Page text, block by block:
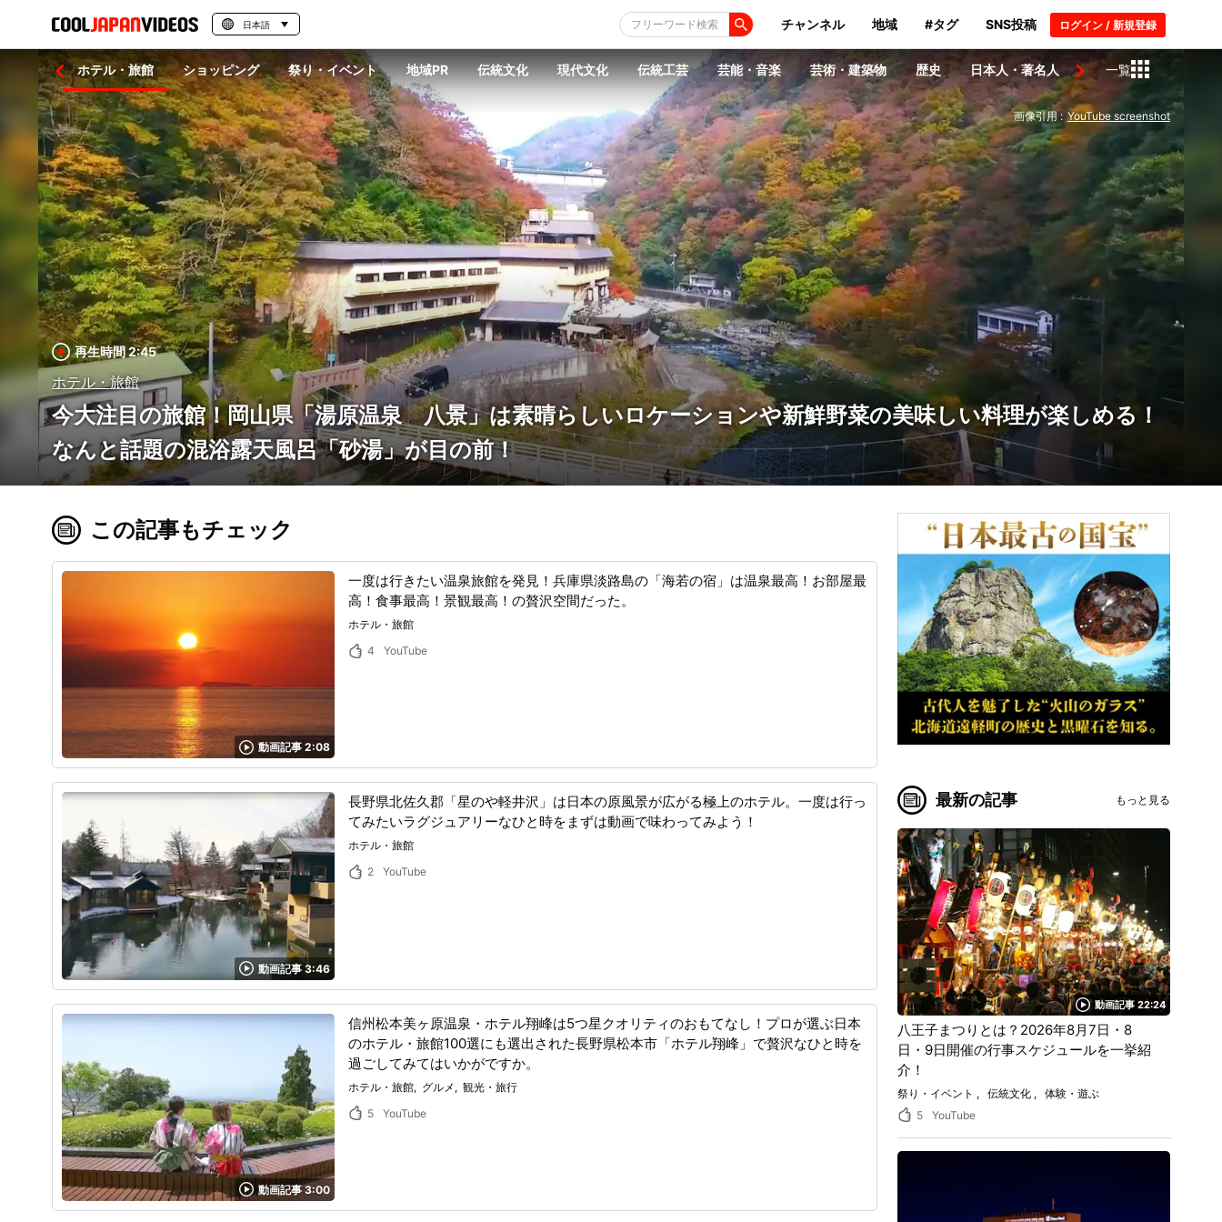
日本語 フリーワード検索 チャンネル 地域 #タグ SNS投稿 ログイン / 新規登録
グルメ ホテル・旅館 ショッピング 祭り・イベント 地域PR 伝統文化 現代文化 伝統工芸 芸能・音楽 芸術・建築物 歴史 日本人・著名人 ニュース
一覧
再生時間 2:45
ホテル・旅館
今大注目の旅館！岡山県「湯原温泉 八景」は素晴らしいロケーションや新鮮野菜の美味しい料理が楽しめる！
なんと話題の混浴露天風呂「砂湯」が目の前！
画像引用 : YouTube screenshot
この記事もチェック
動画記事 2:08
一度は行きたい温泉旅館を発見！兵庫県淡路島の「海若の宿」は温泉最高！お部屋最
高！食事最高！景観最高！の贅沢空間だった。
ホテル・旅館
4
YouTube
動画記事 3:46
長野県北佐久郡「星のや軽井沢」は日本の原風景が広がる極上のホテル。一度は行っ
てみたいラグジュアリーなひと時をまずは動画で味わってみよう！
ホテル・旅館
2
YouTube
動画記事 3:00
信州松本美ヶ原温泉・ホテル翔峰は5つ星クオリティのおもてなし！プロが選ぶ日本
のホテル・旅館100選にも選出された長野県松本市「ホテル翔峰」で贅沢なひと時を
過ごしてみてはいかがですか。
ホテル・旅館 グルメ
観光・旅行
5
YouTube
最新の記事 もっと見る
動画記事 22:24
八王子まつりとは？2026年8月7日・8
日・9日開催の行事スケジュールを一挙紹
介！
祭り・イベント 伝統文化
体験・遊ぶ
5
YouTube